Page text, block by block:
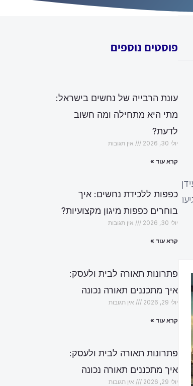
פוסטים נוספים
עונת הרבייה של נחשים בישראל:
מתי היא מתחילה ומה חשוב
לדעת?
יולי 30, 2026 אין תגובות
קרא עוד »
כפפות ללכידת נחשים: איך
בוחרים כפפות מיגון מקצועיות?
יולי 30, 2026 אין תגובות
קרא עוד »
פתרונות תאורה לבית ולעסק:
איך מתכננים תאורה נכונה
יולי 29, 2026 אין תגובות
קרא עוד »
פתרונות תאורה לבית ולעסק:
איך מתכננים תאורה נכונה
יולי 29, 2026 אין תגובות